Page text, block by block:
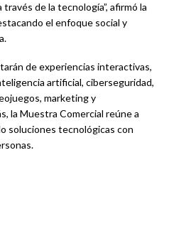
de la tecnología”, afirmó la
el enfoque social y
de experiencias interactivas,
artificial, ciberseguridad,
marketing y
la Muestra Comercial reúne a
soluciones tecnológicas con